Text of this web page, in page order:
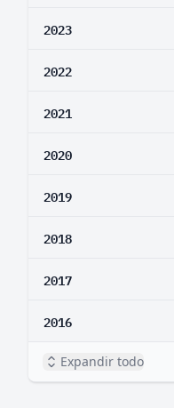
2023
2022
2021
2020
2019
2018
2017
2016
Expandir todo